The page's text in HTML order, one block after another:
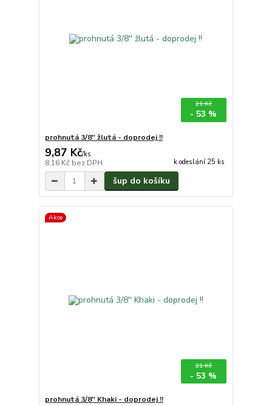
21 Kč
- 53 %
prohnutá 3/8'' žlutá - doprodej !!
9,87 Kč/ks
8,16 Kč bez DPH k odeslání 25 ks
šup do košíku
Akce
21 Kč
- 53 %
prohnutá 3/8'' Khaki - doprodej !!